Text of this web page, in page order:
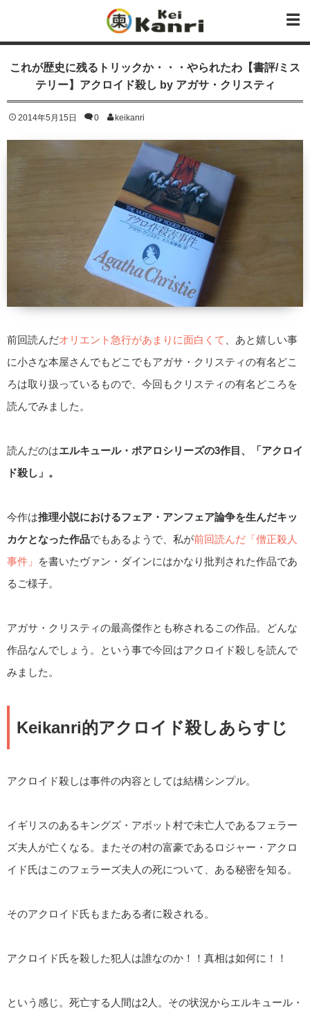
これが歴史に残るトリックか・・・やられたわ【書評/ミス
テリー】アクロイド殺し by アガサ・クリスティ
2014年5月15日 0 keikanri
前回読んだオリエント急行があまりに面白くて
、あと嬉しい事
に小さな本屋さんでもどこでもアガサ・クリスティの有名どこ
ろは取り扱っているもので、今回もクリスティの有名どころを
読んでみました。
読んだのはエルキュール・ポアロシリーズの3作目、「アクロイ
ド殺し」。
今作は推理小説におけるフェア・アンフェア論争を生んだキッ
カケとなった作品でもあるようで、私が前回読んだ「僧正殺人
事件」
を書いたヴァン・ダインにはかなり批判された作品であ
るご様子。
アガサ・クリスティの最高傑作とも称されるこの作品。どんな
作品なんでしょう。という事で今回はアクロイド殺しを読んで
みました。
Keikanri的アクロイド殺しあらすじ
アクロイド殺しは事件の内容としては結構シンプル。
イギリスのあるキングズ・アボット村で未亡人であるフェラー
ズ夫人が亡くなる。またその村の富豪であるロジャー・アクロ
イド氏はこのフェラーズ夫人の死について、ある秘密を知る。
そのアクロイド氏もまたある者に殺される。
アクロイド氏を殺した犯人は誰なのか！！真相は如何に！！
という感じ。死亡する人間は2人。その状況からエルキュール・